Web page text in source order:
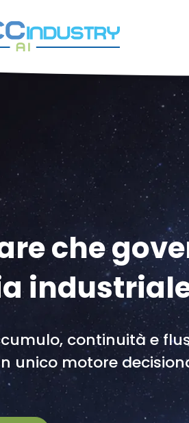
che
continuità e
unico motore